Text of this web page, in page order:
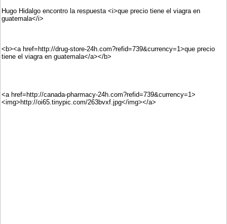
Hugo Hidalgo encontro la respuesta <i>que precio tiene el viagra en
guatemala</i>
<b><a href=http://drug-store-24h.com?refid=739&currency=1>que precio
tiene el viagra en guatemala</a></b>
<a href=http://canada-pharmacy-24h.com?refid=739&currency=1>
<img>http://oi65.tinypic.com/263bvxf.jpg</img></a>